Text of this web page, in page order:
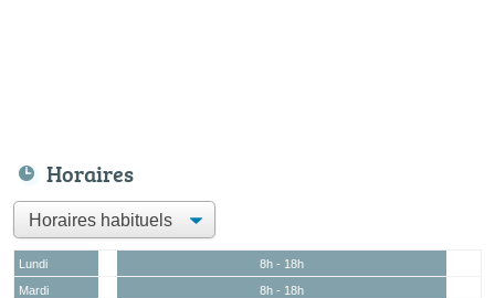
Horaires
Lundi
8h - 18h
Mardi
8h - 18h